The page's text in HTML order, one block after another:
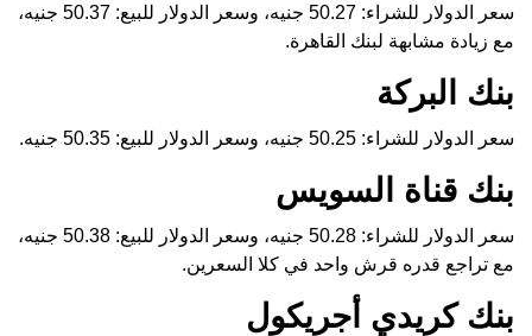
سعر الدولار للشراء: 50.27 جنيه، وسعر الدولار للبيع: 50.37 جنيه،
مع زيادة مشابهة لبنك القاهرة.
بنك البركة
سعر الدولار للشراء: 50.25 جنيه، وسعر الدولار للبيع: 50.35 جنيه.
بنك قناة السويس
سعر الدولار للشراء: 50.28 جنيه، وسعر الدولار للبيع: 50.38 جنيه،
مع تراجع قدره قرش واحد في كلا السعرين.
بنك كريدي أجريكول